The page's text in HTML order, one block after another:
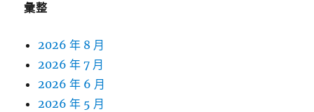
彙整
2026 年 8 月
2026 年 7 月
2026 年 6 月
2026 年 5 月